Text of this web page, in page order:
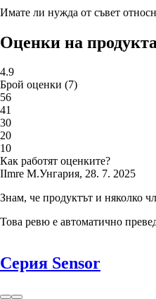
Имате ли нужда от съвет
Оценки на продукта
4.9
Брой оценки (7)
56
41
30
20
10
Как работят оценките?
IImre M.Унгария, 28. 7. 2025
Знам, че продуктът и няколко
Това ревю е автоматично
Серия Sensor